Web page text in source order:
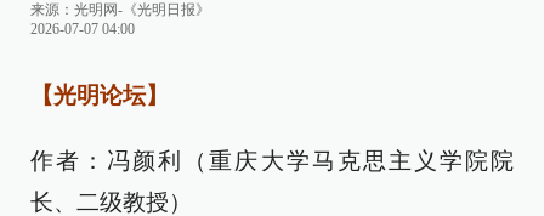
来源： 光明网-《光明日报》
2026-07-07 04:00
【光明论坛】
作者：冯颜利（重庆大学马克思主义学院院
长、二级教授）